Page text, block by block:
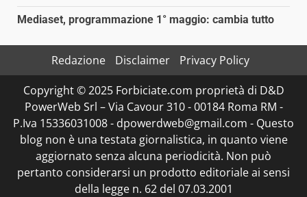
Mediaset, programmazione 1° maggio: cambia tutto
Redazione Disclaimer
Privacy Policy
Copyright © 2025 Forbiciate.com proprietà di D&D
PowerWeb Srl – Via Cavour 310 - 00184 Roma RM -
P.Iva 15336031008 - dpowerdweb@gmail.com - Questo
blog non è una testata giornalistica, in quanto viene
aggiornato senza alcuna periodicità. Non può
pertanto considerarsi un prodotto editoriale ai sensi
della legge n. 62 del 07.03.2001